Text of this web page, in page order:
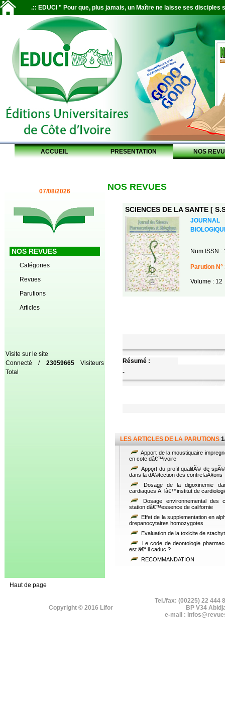
.:: EDUCI " Pour que, plus jamais, un Maître ne laisse ses disciples
ACCUEIL PRESENTATION NOS
07/08/2026
NOS REVUES
Catégories
Revues
Parutions
Articles
Visite sur le site
Connecté / 23059665Visiteurs
Total
NOS REVUES
SCIENCES DE LA SANTE [
JOURNAL
Num ISSN :
Parution N°
Volume : 12
Résumé :
-
LES ARTICLES DE LA PARUTIONS
Apport de la moustiquaire
en cote dâ€™ivoire
Apport du profil qualitÃ© de
dans la dÃ©tection des contrefaÃ§ons
Dosage de la digoxinemie
cardiaques Ã lâ€™institut de
Dosage environnemental des
station dâ€™essence de californie
Effet de la supplementation en
drepanocytaires homozygotes
Evaluation de la toxicite de
Le code de deontologie
est â€“ il caduc ?
RECOMMANDATION
Haut de page
Copyright © 2016 Lifor
Tel./fax: (00225) 22 444
BP V34
e-mail :